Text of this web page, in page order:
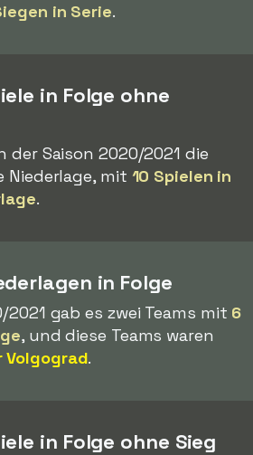
in Serie.
in Folge ohne
der Saison 2020/2021 die
Niederlage, mit 10 Spielen in
.
in Folge
2021 gab es zwei Teams mit 6
, und diese Teams waren
Volgograd.
in Folge ohne Sieg